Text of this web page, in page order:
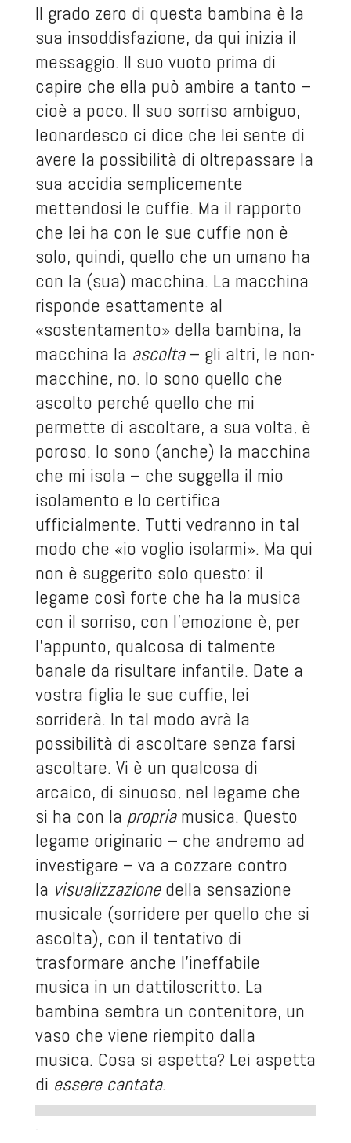
Il grado zero di questa bambina è la
sua insoddisfazione, da qui inizia il
messaggio. Il suo vuoto prima di
capire che ella può ambire a tanto –
cioè a poco. Il suo sorriso ambiguo,
leonardesco ci dice che lei sente di
avere la possibilità di oltrepassare la
sua accidia semplicemente
mettendosi le cuffie. Ma il rapporto
che lei ha con le sue cuffie non è
solo, quindi, quello che un umano ha
con la (sua) macchina. La macchina
risponde esattamente al
«sostentamento» della bambina, la
macchina la ascolta– gli altri, le non-
macchine, no. Io sono quello che
ascolto perché quello che mi
permette di ascoltare, a sua volta, è
poroso. Io sono (anche) la macchina
che mi isola – che suggella il mio
isolamento e lo certifica
ufficialmente. Tutti vedranno in tal
modo che «io voglio isolarmi». Ma qui
non è suggerito solo questo: il
legame così forte che ha la musica
con il sorriso, con l’emozione è, per
l’appunto, qualcosa di talmente
banale da risultare infantile. Date a
vostra figlia le sue cuffie, lei
sorriderà. In tal modo avrà la
possibilità di ascoltare senza farsi
ascoltare. Vi è un qualcosa di
arcaico, di sinuoso, nel legame che
si ha con la propriamusica. Questo
legame originario – che andremo ad
investigare – va a cozzare contro
la visualizzazionedella sensazione
musicale (sorridere per quello che si
ascolta), con il tentativo di
trasformare anche l’ineffabile
musica in un dattiloscritto. La
bambina sembra un contenitore, un
vaso che viene riempito dalla
musica. Cosa si aspetta? Lei aspetta
di essere cantata.